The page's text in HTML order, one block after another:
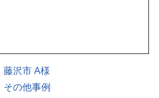
藤沢市 A様
その他事例